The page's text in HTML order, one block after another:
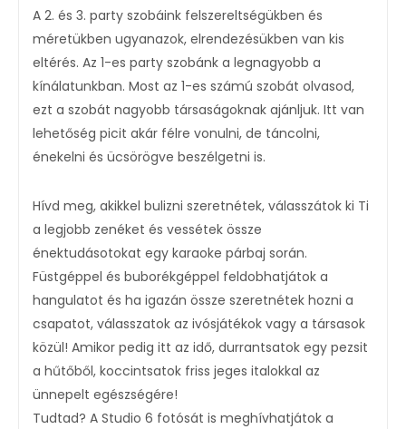
A 2. és 3. party szobáink felszereltségükben és
méretükben ugyanazok, elrendezésükben van kis
eltérés. Az 1-es party szobánk a legnagyobb a
kínálatunkban. Most az 1-es számú szobát olvasod,
ezt a szobát nagyobb társaságoknak ajánljuk. Itt van
lehetőség picit akár félre vonulni, de táncolni,
énekelni és ücsörögve beszélgetni is.
Hívd meg, akikkel bulizni szeretnétek, válasszátok ki Ti
a legjobb zenéket és vessétek össze
énektudásotokat egy karaoke párbaj során.
Füstgéppel és buborékgéppel feldobhatjátok a
hangulatot és ha igazán össze szeretnétek hozni a
csapatot, válasszatok az ivósjátékok vagy a társasok
közül! Amikor pedig itt az idő, durrantsatok egy pezsit
a hűtőből, koccintsatok friss jeges italokkal az
ünnepelt egészségére!
Tudtad? A Studio 6 fotósát is meghívhatjátok a